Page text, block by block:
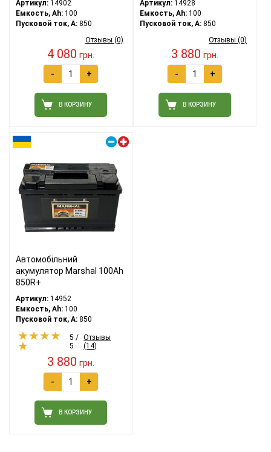
Артикул: 14902
Емкость, Ah: 100
Пусковой ток, A: 850
Отзывы (0)
4 080 грн.
- +
В КОРЗИНУ
Артикул:14928
Емкость, Ah:100
Пусковой ток, A:850
Отзывы (0)
3 880 грн.
- +
В КОРЗИНУ
Автомобільний
акумулятор Marshal 100Ah
850R+
Артикул: 14952
Емкость, Ah: 100
Пусковой ток, A: 850
5 /
5
Отзывы
(14)
3 880 грн.
- +
В КОРЗИНУ